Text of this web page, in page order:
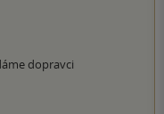
dopravci